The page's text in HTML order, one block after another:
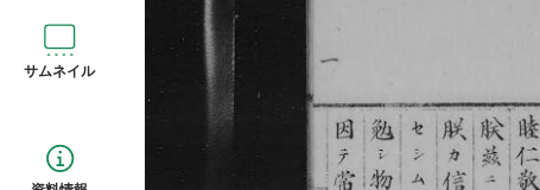
サムネイル